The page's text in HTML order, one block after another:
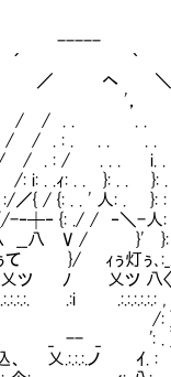
. _'
. . .
. 〈//
}: . . }: .
' 人: . }: :
＼-人: '
/ }' }: .}.
灯ぅ､:_.八
八〈:
, i. . :
/: } i :､ .
': . } } . :
ノ ｲ. :Ⅵ